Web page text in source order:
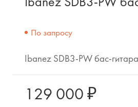
По запросу
Ibanez SDB3-PW бас-гитара
129 000 ₽